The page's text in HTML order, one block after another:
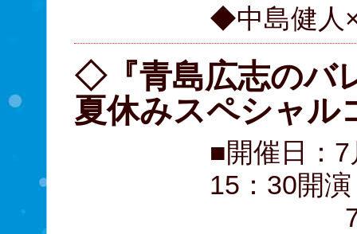
◆中島健人
◇『青島広志のバ
夏休みスペシャル
■開催日：
15：30開演
7月31